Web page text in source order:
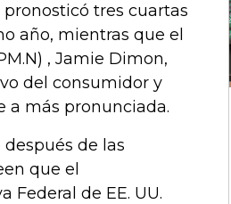
tres cuartas
año, mientras que el
, Jamie Dimon,
del consumidor y
a más pronunciada.
de las
que el
Federal de EE. UU.